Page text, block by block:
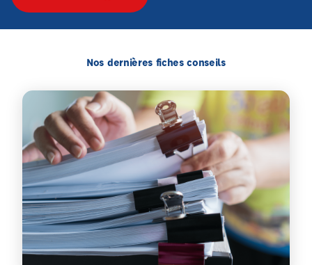
Nos dernières fiches conseils